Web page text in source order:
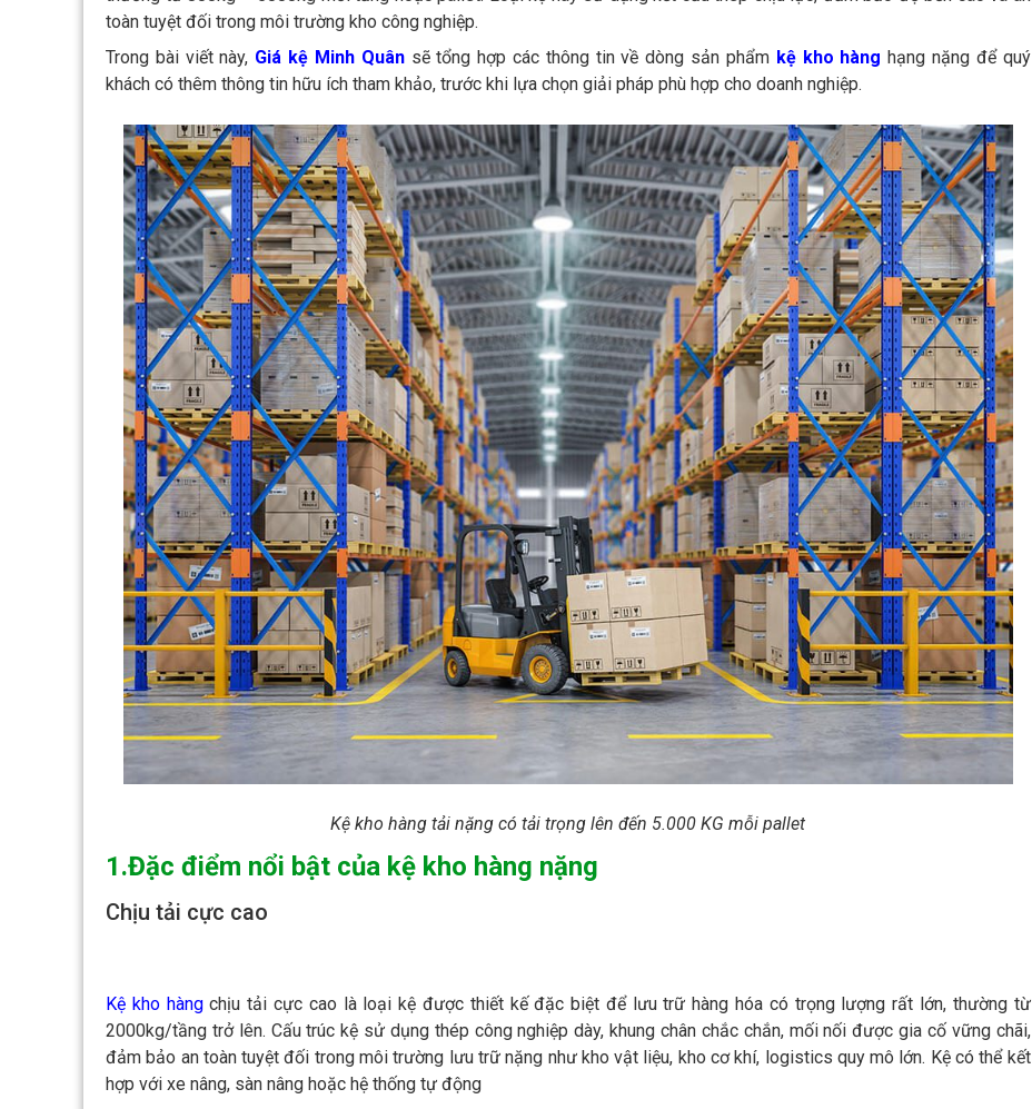
toàn tuyệt đối trong môi trường kho công nghiệp.
Trong bài viết này, Giá kệ Minh Quânsẽ tổng hợp các thông tin về dòng sản phẩm kệ kho hàng hạng nặng để quý
khách có thêm thông tin hữu ích tham khảo, trước khi lựa chọn giải pháp phù hợp cho doanh nghiệp.
Kệ kho hàng tải nặng có tải trọng lên đến 5.000 KG mỗi pallet
1.Đặc điểm nổi bật của kệ kho hàng nặng
Chịu tải cực cao
Kệ kho hàngchịu tải cực cao là loại kệ được thiết kế đặc biệt để lưu trữ hàng hóa có trọng lượng rất lớn, thường từ
2000kg/tầng trở lên. Cấu trúc kệ sử dụng thép công nghiệp dày, khung chân chắc chắn, mối nối được gia cố vững chãi,
đảm bảo an toàn tuyệt đối trong môi trường lưu trữ nặng như kho vật liệu, kho cơ khí, logistics quy mô lớn. Kệ có thể kết
hợp với xe nâng, sàn nâng hoặc hệ thống tự động